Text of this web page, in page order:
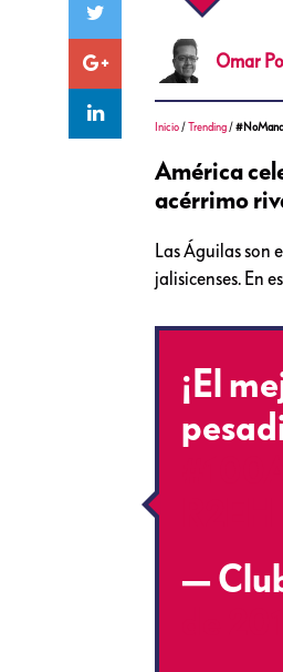
Omar
Inicio/ Trending/
América
acérrimo
Las Águilas son
jalisicenses. En
¡El
—